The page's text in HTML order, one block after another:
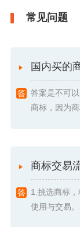
常见问题
国内买的
答案是不可
商标，因为
商标交易
1.挑选商标
使用与交易